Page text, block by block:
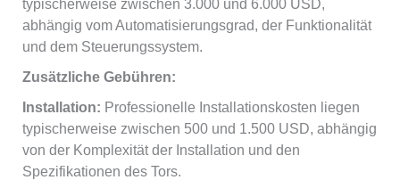
typischerweise zwischen 3.000 und 6.000 USD,
abhängig vom Automatisierungsgrad, der Funktionalität
und dem Steuerungssystem.
Zusätzliche Gebühren:
Installation: Professionelle Installationskosten liegen
typischerweise zwischen 500 und 1.500 USD, abhängig
von der Komplexität der Installation und den
Spezifikationen des Tors.